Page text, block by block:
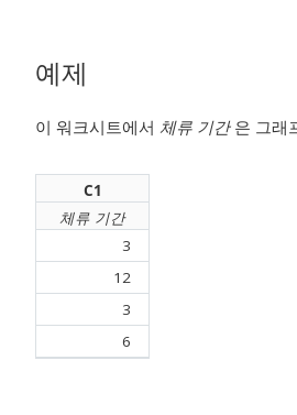
예제
이 워크시트에서 체류 기간은 그래
C1
체류 기간
3
12
3
6